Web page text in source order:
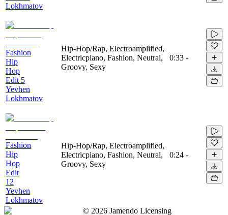
Lokhmatov
Fashion
Hip
Hop
Edit 5
Yevhen
Lokhmatov
Hip-Hop/Rap, Electroamplified,
Electricpiano, Fashion, Neutral,
Groovy, Sexy
0:33 -
Fashion
Hip
Hop
Edit
12
Yevhen
Lokhmatov
Hip-Hop/Rap, Electroamplified,
Electricpiano, Fashion, Neutral,
Groovy, Sexy
0:24 -
© 2026 Jamendo Licensing